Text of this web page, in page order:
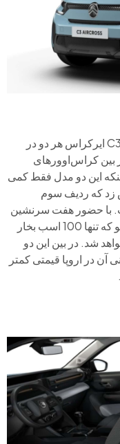
C3 ایرکراس هر دو در
کراس‌اوورهای
این دو مدل فقط کمی
حدس زد که ردیف سوم
با حضور هفت سرنشین
، موتور سه‌سیلندر 1.2 لیتری توربو که تنها 100 اسب بخار
شد. در بین این دو
آن در اروپا قیمتی کمتر